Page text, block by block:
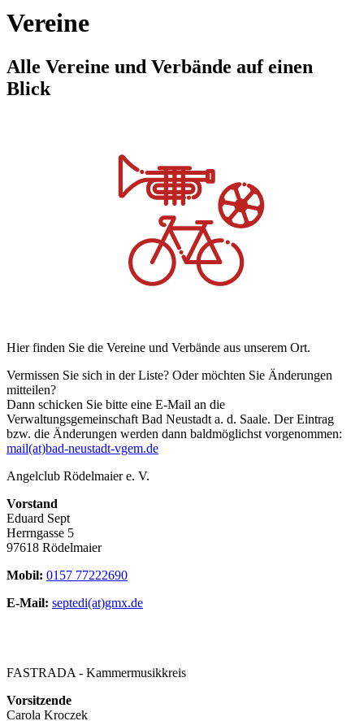
Vereine
Alle Vereine und Verbände auf einen
Blick
Hier finden Sie die Vereine und Verbände aus unserem Ort.
Vermissen Sie sich in der Liste? Oder möchten Sie Änderungen
mitteilen?
Dann schicken Sie bitte eine E-Mail an die
Verwaltungsgemeinschaft Bad Neustadt a. d. Saale. Der Eintrag
bzw. die Änderungen werden dann baldmöglichst vorgenommen:
mail(at)bad-neustadt-vgem.de
Angelclub Rödelmaier e. V.
Vorstand
Eduard Sept
Herrngasse 5
97618 Rödelmaier
Mobil: 0157 77222690
E-Mail: septedi(at)gmx.de
FASTRADA - Kammermusikkreis
Vorsitzende
Carola Kroczek